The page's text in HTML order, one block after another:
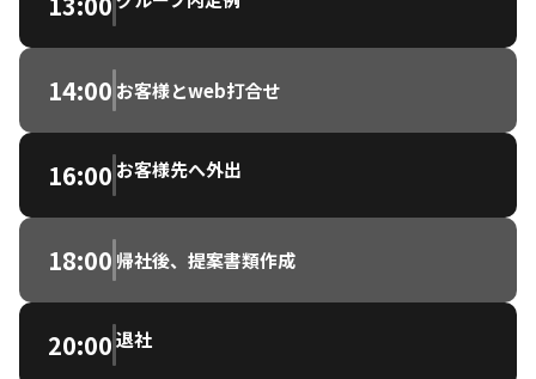
14:00 お客様とweb打合せ
16:00 お客様先へ外出
18:00 帰社後、提案書類作成
20:00退社